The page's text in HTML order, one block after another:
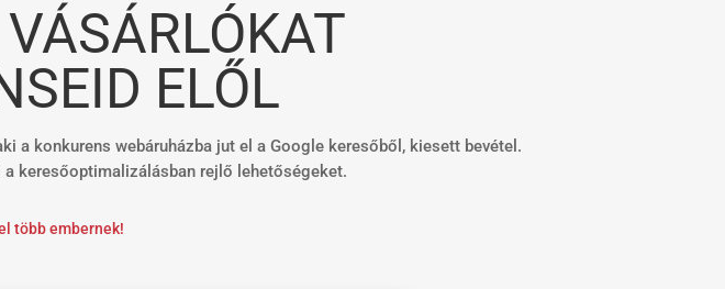
ELŐL
a konkurens webáruházba jut el a Google keresőből, kiesett bevétel.
keresőoptimalizálásban rejlő lehetőségeket.
több embernek!